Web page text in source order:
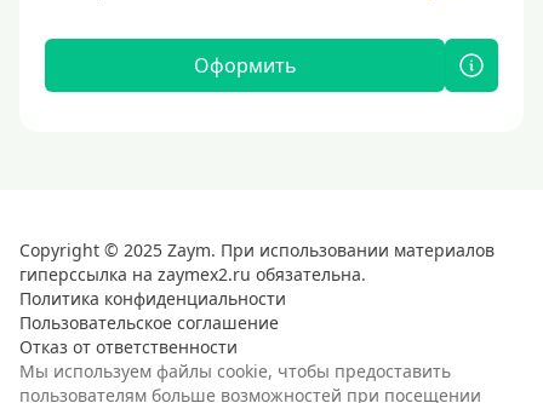
Оформить
Copyright © 2025 Zaym. При использовании материалов
гиперссылка на zaymex2.ru обязательна.
Политика конфиденциальности
Пользовательское соглашение
Отказ от ответственности
Мы используем файлы cookie, чтобы предоставить
пользователям больше возможностей при посещении